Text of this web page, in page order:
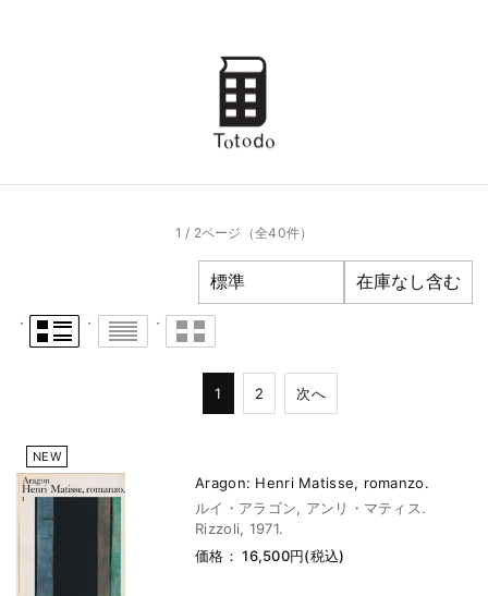
1 / 2ページ （全40件）
1 2 次へ
NEW
Aragon: Henri Matisse, romanzo.
ルイ・アラゴン, アンリ・マティス.
Rizzoli, 1971.
価格： 16,500円(税込)